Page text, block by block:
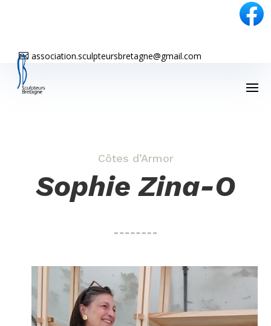
 association.sculpteursbretagne@gmail.com
Côtes d’Armor
Sophie Zina-O